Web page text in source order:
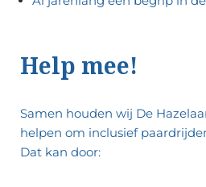
Help mee!
Samen houden wij De
helpen om inclusief
Dat kan door: